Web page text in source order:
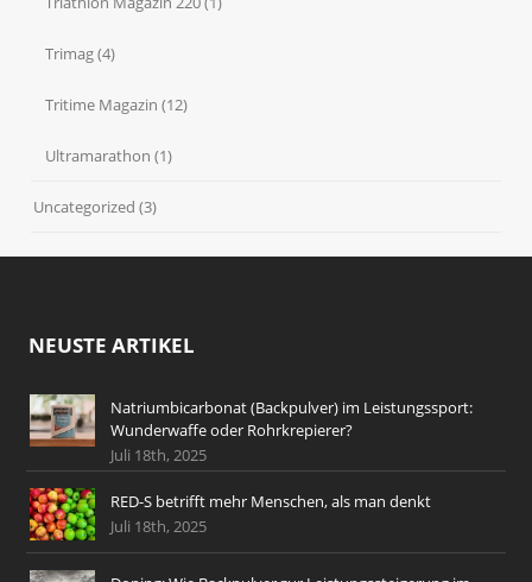
Trimag(4)
Tritime Magazin (12)
Ultramarathon (1)
Uncategorized (3)
NEUSTE ARTIKEL
Natriumbicarbonat (Backpulver) im Leistungssport:
Wunderwaffe oder Rohrkrepierer?
Juli 18th, 2025
RED-S betrifft mehr Menschen, als man denkt
Juli 18th, 2025